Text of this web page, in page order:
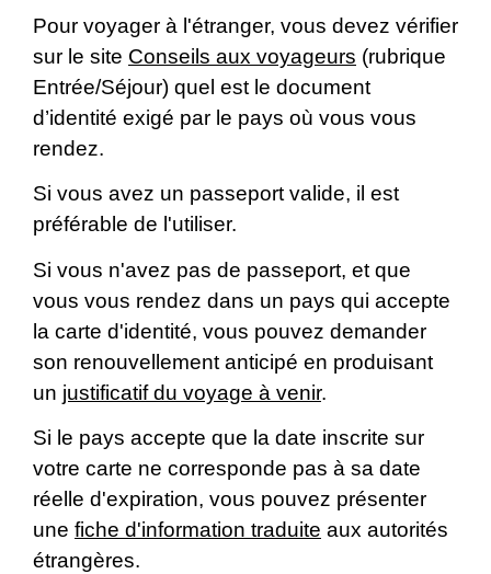
Pour voyager à l'étranger, vous devez vérifier
sur le site Conseils aux voyageurs (rubrique
Entrée/Séjour) quel est le document
d’identité exigé par le pays où vous vous
rendez.
Si vous avez un passeport valide, il est
préférable de l'utiliser.
Si vous n'avez pas de passeport, et que
vous vous rendez dans un pays qui accepte
la carte d'identité, vous pouvez demander
son renouvellement anticipé en produisant
un justificatif du voyage à venir.
Si le pays accepte que la date inscrite sur
votre carte ne corresponde pas à sa date
réelle d'expiration, vous pouvez présenter
une fiche d'information traduite aux autorités
étrangères.